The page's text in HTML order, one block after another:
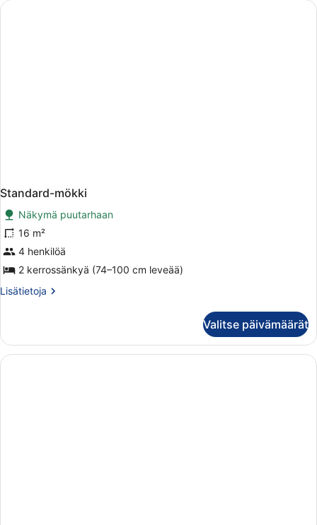
Standard-mökki
Näkymä puutarhaan
16 m²
4 henkilöä
2 kerrossänkyä (74–100 cm leveää)
Lisätietoja
Lisätietoja
Valitse päivämäärät